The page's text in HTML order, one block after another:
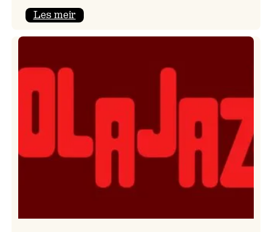
Les meir: